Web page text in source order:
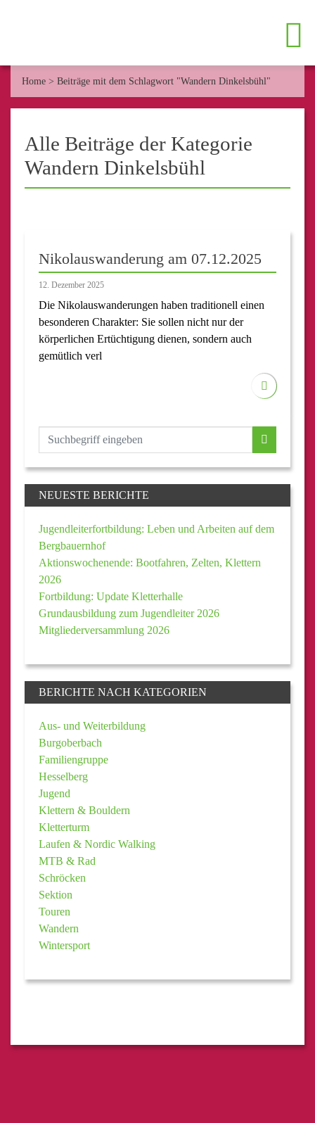
Home > Beiträge mit dem Schlagwort "Wandern Dinkelsbühl"
Alle Beiträge der Kategorie
Wandern Dinkelsbühl
Nikolauswanderung am 07.12.2025
12. Dezember 2025
Die Nikolauswanderungen haben traditionell einen
besonderen Charakter: Sie sollen nicht nur der
körperlichen Ertüchtigung dienen, sondern auch
gemütlich verl
NEUESTE BERICHTE
Jugendleiterfortbildung: Leben und Arbeiten auf dem
Bergbauernhof
Aktionswochenende: Bootfahren, Zelten, Klettern
2026
Fortbildung: Update Kletterhalle
Grundausbildung zum Jugendleiter 2026
Mitgliederversammlung 2026
BERICHTE NACH KATEGORIEN
Aus- und Weiterbildung
Burgoberbach
Familiengruppe
Hesselberg
Jugend
Klettern & Bouldern
Kletterturm
Laufen & Nordic Walking
MTB & Rad
Schröcken
Sektion
Touren
Wandern
Wintersport